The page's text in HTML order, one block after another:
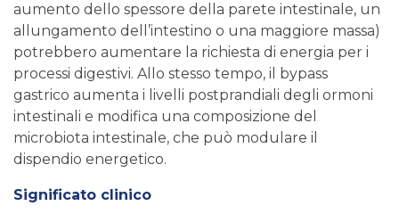
aumento dello spessore della parete intestinale, un
allungamento dell’intestino o una maggiore massa)
potrebbero aumentare la richiesta di energia per i
processi digestivi. Allo stesso tempo, il bypass
gastrico aumenta i livelli postprandiali degli ormoni
intestinali e modifica una composizione del
microbiota intestinale, che può modulare il
dispendio energetico.
Significato clinico